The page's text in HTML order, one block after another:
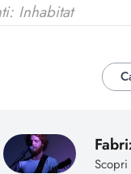
Inhabitat